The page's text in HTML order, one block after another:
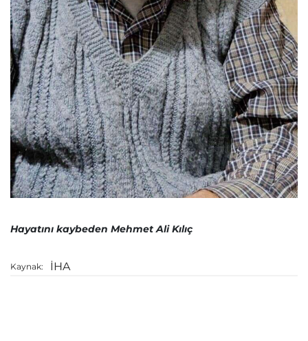
Hayatını kaybeden Mehmet Ali Kılıç
Kaynak: İHA